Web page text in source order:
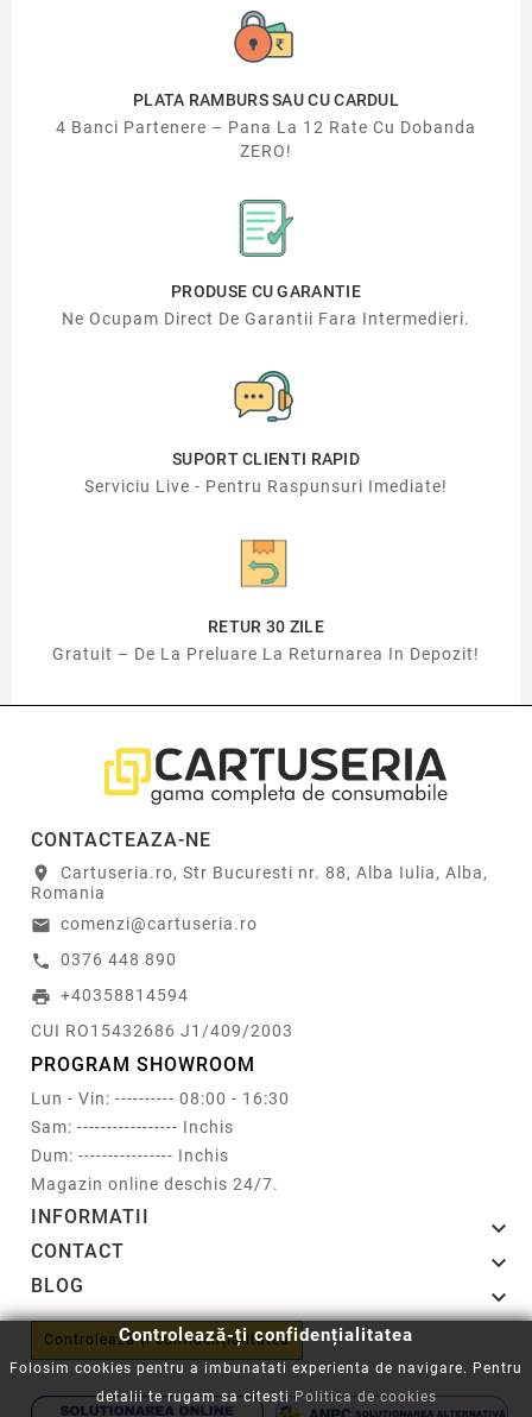
PLATA RAMBURS SAU CU CARDUL
4 Banci Partenere – Pana La 12 Rate Cu Dobanda
ZERO!
PRODUSE CU GARANTIE
Ne Ocupam Direct De Garantii Fara Intermedieri.
SUPORT CLIENTI RAPID
Serviciu Live - Pentru Raspunsuri Imediate!
RETUR 30 ZILE
Gratuit – De La Preluare La Returnarea In Depozit!
CONTACTEAZA-NE
location_on
Cartuseria.ro, Str Bucuresti nr. 88, Alba Iulia, Alba,
Romania
email comenzi@cartuseria.ro
call 0376 448 890
print +40358814594
CUI RO15432686 J1/409/2003
PROGRAM SHOWROOM
Lun - Vin: ---------- 08:00 - 16:30
Sam: ----------------- Inchis
Dum: ---------------- Inchis
Magazin online deschis 24/7.
INFORMATII 
CONTACT 
BLOG 
Controlează-ți confidențialitatea
Controlează-ți confidențialitatea
Folosim cookies pentru a imbunatati experienta de navigare. Pentru
detalii te rugam sa citestiPolitica de cookies